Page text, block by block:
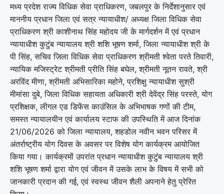
मध्य प्रदेश राज्य विधिक सेवा प्राधिकरण, जबलपुर के निर्देशानुसार एवं
माननीय प्रधान जिला एवं सत्र न्यायाधीश/ अध्यक्ष जिला विधिक सेवा
प्राधिकरण श्री काशीनाथ सिंह महोदय जी के मार्गदर्शन में एवं प्रधान
न्यायाधीश कुटुंब न्यायालय श्री शशि भूषण शर्मा, जिला न्यायाधीश श्री के
पी सिंह, सचिव जिला विधिक सेवा प्राधिकरण श्रीमती श्वेता परते तिवारी,
न्यायिक मजिस्ट्रेट श्रीमती प्रीति सिंह बघेल, श्रीमती नूतन रावते, श्री
अरविंद मीणा, श्रीमती अभिसारिका महोने, प्रशिक्षु न्यायाधीश सुश्री
मीमांसा दुबे, जिला विधिक सहायता अधिकारी श्री देवेंद्र सिंह परस्ते, योग
प्रशिक्षक, लीगल एड डिफेंस काउंसिल के अभिभाषक गणों की टीम,
समस्त न्यायालयीन एवं कार्यालय स्टाफ की उपस्थिति में आज दिनांक
21/06/2026 को जिला न्यायालय, शहडोल नवीन भवन परिसर में
अंतर्राष्ट्रीय योग दिवस के अवसर पर विशेष योग कार्यक्रम आयोजित
किया गया। कार्यक्रमों उपरांत प्रधान न्यायाधीश कुटुंब न्यायालय श्री
शशि भूषण शर्मा द्वारा योग एवं जीवन में उसके लाभ के विषय में सभी को
जानकारी प्रदान की गई, एवं स्वस्थ जीवन शैली अपनाने हेतु प्रेरित